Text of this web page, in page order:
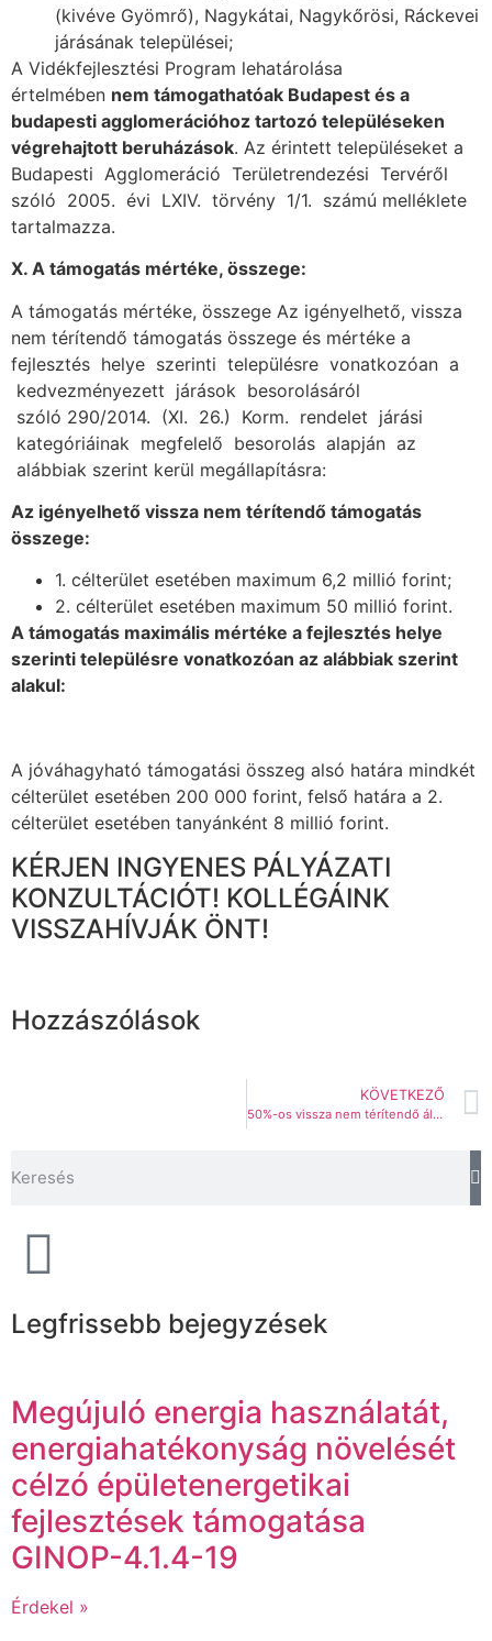
(kivéve Gyömrő), Nagykátai, Nagykőrösi, Ráckevei
járásának települései;
A Vidékfejlesztési Program lehatárolása
értelmében nem támogathatóak Budapest és a
budapesti agglomerációhoz tartozó településeken
végrehajtott beruházások. Az érintett településeket a
Budapesti Agglomeráció Területrendezési Tervéről
szóló 2005. évi LXIV. törvény 1/1. számú melléklete
tartalmazza.
X. A támogatás mértéke, összege:
A támogatás mértéke, összege Az igényelhető, vissza
nem térítendő támogatás összege és mértéke a
fejlesztés helye szerinti településre vonatkozóan a
kedvezményezett járások besorolásáról
szóló 290/2014. (XI. 26.) Korm. rendelet járási
kategóriáinak megfelelő besorolás alapján az
alábbiak szerint kerül megállapításra:
Az igényelhető vissza nem térítendő támogatás
összege:
1. célterület esetében maximum 6,2 millió forint;
2. célterület esetében maximum 50 millió forint.
A támogatás maximális mértéke a fejlesztés helye
szerinti településre vonatkozóan az alábbiak szerint
alakul:
A jóváhagyható támogatási összeg alsó határa mindkét
célterület esetében 200 000 forint, felső határa a 2.
célterület esetében tanyánként 8 millió forint.
KÉRJEN INGYENES PÁLYÁZATI
KONZULTÁCIÓT! KOLLÉGÁINK
VISSZAHÍVJÁK ÖNT!
Hozzászólások
KÖVETKEZŐ
50%-os vissza nem térítendő állami támogatás igényelhető napelemre!
Legfrissebb bejegyzések
Megújuló energia használatát,
energiahatékonyság növelését
célzó épületenergetikai
fejlesztések támogatása
GINOP-4.1.4-19
Érdekel »